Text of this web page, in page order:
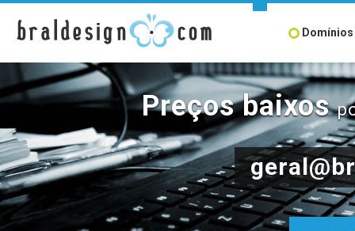
Domínios
Preços baixos